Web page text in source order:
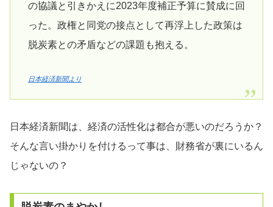
の協議と引きかえに2023年度補正予算に賛成に回
った。政権と同党の接点として再浮上した政策は
脱炭素との矛盾などの課題も抱える。
日本経済新聞より
日本経済新聞は、経済の活性化は都合が悪いのだろうか？
そんな言い掛かりを付けるって事は、財務省が裏にいるん
じゃないの？